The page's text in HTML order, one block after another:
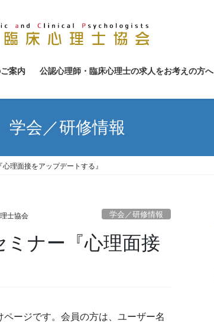
案内 公認心理師・臨床心理士の求人をお考えの方へ
学会／研修情報
理面接をアップデートする』
士協会 学会／研修情報
ナー『心理面接
ージです。会員の方は、ユーザー名